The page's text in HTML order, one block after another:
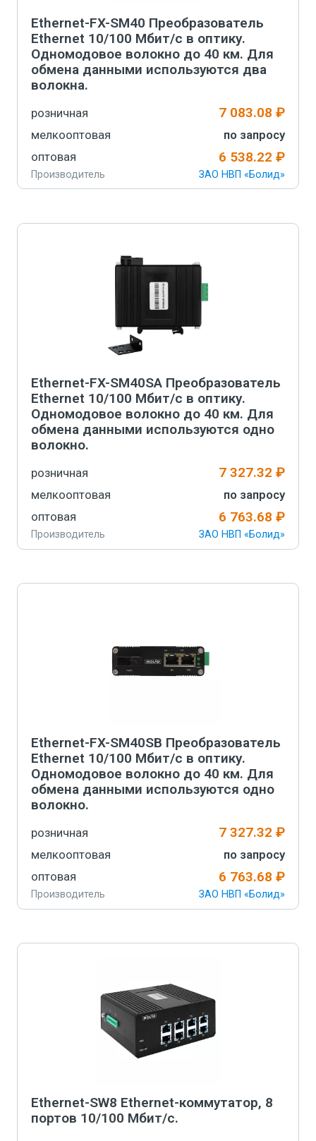
Ethernet-FX-SM40 Преобразователь
Ethernet 10/100 Мбит/с в оптику.
Одномодовое волокно до 40 км. Для
обмена данными используются два
волокна.
розничная 7 083.08 ₽
мелкооптовая
по запросу
оптовая
6 538.22 ₽
Производитель
ЗАО НВП «Болид»
Артикул
852-170-754
- +
В корзину
Ethernet-FX-SM40SA Преобразователь
Ethernet 10/100 Мбит/с в оптику.
Одномодовое волокно до 40 км. Для
обмена данными используются одно
волокно.
розничная 7 327.32 ₽
мелкооптовая
по запросу
оптовая
6 763.68 ₽
Производитель
ЗАО НВП «Болид»
Артикул
852-170-835
- +
Ethernet-FX-SM40SB Преобразователь
Ethernet 10/100 Мбит/с в оптику.
Одномодовое волокно до 40 км. Для
обмена данными используются одно
волокно.
розничная 7 327.32 ₽
мелкооптовая
по запросу
оптовая
6 763.68 ₽
Производитель
ЗАО НВП «Болид»
Артикул
852-170-926
- +
В корзину
Ethernet-SW8 Ethernet-коммутатор, 8
портов 10/100 Мбит/с.